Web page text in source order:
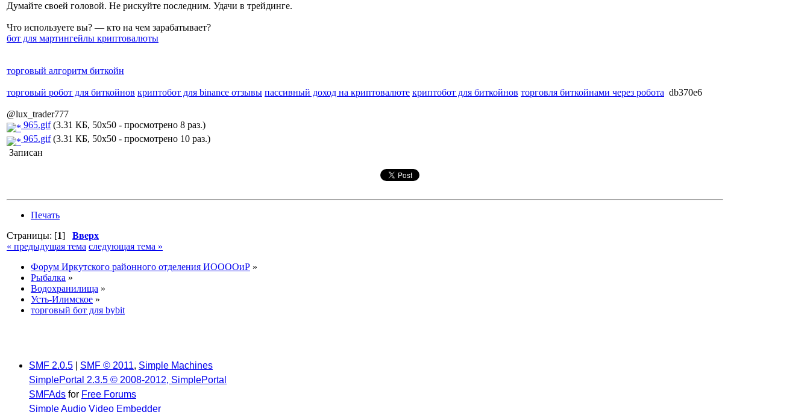
Думайте своей головой. Не рискуйте последним. Удачи в трейдинге.
Что используете вы? — кто на чем зарабатывает?
бот для мартингейлы криптовалюты
торговый алгоритм биткойн
торговый робот для биткойнов криптобот для binance отзывы пассивный доход на криптовалюте криптобот для биткойнов торговля биткойнами через робота db370e6
@lux_trader777
965.gif(3.31 КБ, 50x50 - просмотрено 8 раз.)
965.gif(3.31 КБ, 50x50 - просмотрено 10 раз.)
Записан
Печать
Страницы: [1] Вверх
« предыдущая тема следующая тема »
Форум Иркутского районного отделения ИООООиР »
Рыбалка »
Водохранилища »
Усть-Илимское »
торговый бот для bybit
SMF 2.0.5 SMF © 2011, Simple Machines
SimplePortal 2.3.5 © 2008-2012, SimplePortal
SMFAds for Free Forums
Simple Audio Video Embedder